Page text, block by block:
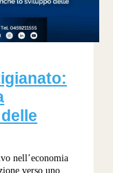
nell’economia
verso uno